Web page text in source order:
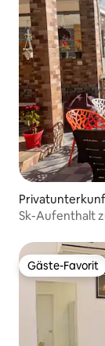
Sk-Aufenthalt
Gäste-Favorit
Gäste-Favorit